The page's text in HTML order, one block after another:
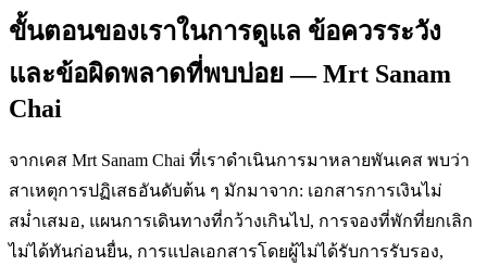
ขั้นตอนของเราในการดูแล ข้อควรระวัง
และข้อผิดพลาดที่พบบ่อย — Mrt Sanam
Chai
จากเคส Mrt Sanam Chai ที่เราดำเนินการมาหลายพันเคส พบว่า
สาเหตุการปฏิเสธอันดับต้น ๆ มักมาจาก: เอกสารการเงินไม่
สม่ำเสมอ, แผนการเดินทางที่กว้างเกินไป, การจองที่พักที่ยกเลิก
ไม่ได้ทันก่อนยื่น, การแปลเอกสารโดยผู้ไม่ได้รับการรับรอง,